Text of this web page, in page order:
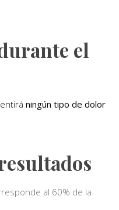
el
ningún tipo de dolor
al 60% de la